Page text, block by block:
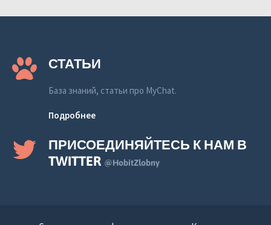
СТАТЬИ
База знаний, статьи про MyChat.
Подробнее
ПРИСОЕДИНЯЙТЕСЬ К НАМ В
TWITTER @HobitZlobny